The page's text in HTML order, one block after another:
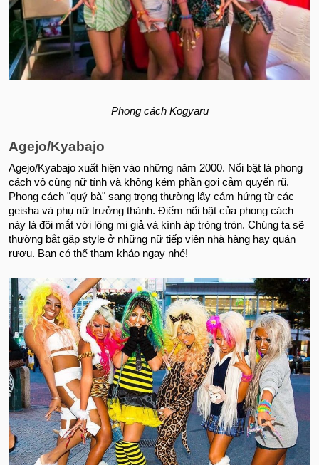
Phong cách Kogyaru
Agejo/Kyabajo
Agejo/Kyabajo xuất hiện vào những năm 2000. Nổi bật là phong
cách vô cùng nữ tính và không kém phần gợi cảm quyến rũ.
Phong cách "quý bà" sang trọng thường lấy cảm hứng từ các
geisha và phụ nữ trưởng thành. Điểm nổi bật của phong cách
này là đôi mắt với lông mi giả và kính áp tròng tròn. Chúng ta sẽ
thường bắt gặp style ở những nữ tiếp viên nhà hàng hay quán
rượu. Bạn có thể tham khảo ngay nhé!